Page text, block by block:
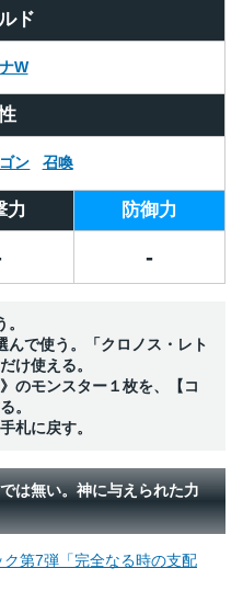
ド
W
ン 召喚
力 防御力
-
んで使う。「クロノス・レト
け使える。
のモンスター１枚を、【コ
。
札に戻す。
は無い。神に与えられた力
第7弾「完全なる時の支配